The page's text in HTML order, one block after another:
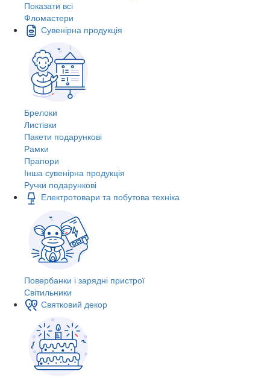
Показати всі
Фломастери
Сувенірна продукція
Брелоки
Листівки
Пакети подарункові
Рамки
Прапори
Інша сувенірна продукція
Ручки подарункові
Електротовари та побутова техніка
Повербанки і зарядні пристрої
Світильники
Святковий декор